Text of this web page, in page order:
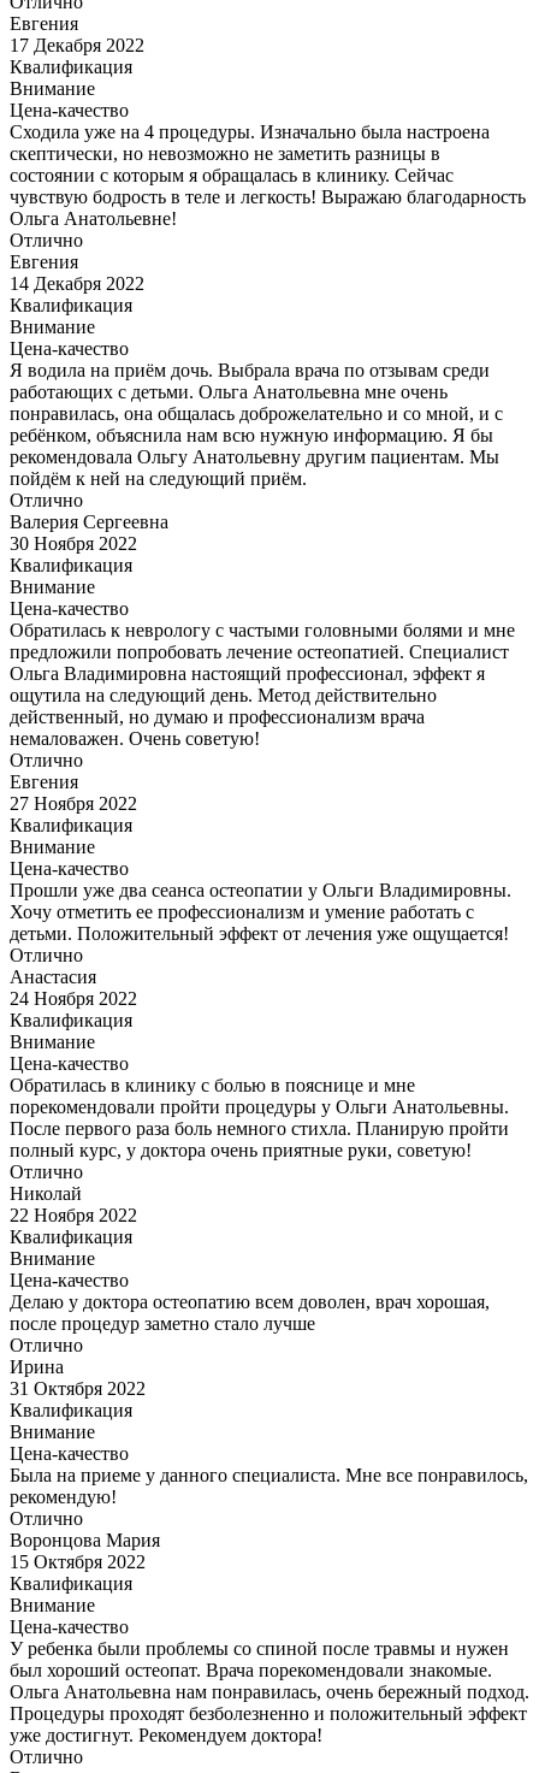
Евгения
17 Декабря 2022
Квалификация
Внимание
Цена-качество
Сходила уже на 4 процедуры. Изначально была настроена
скептически, но невозможно не заметить разницы в
состоянии с которым я обращалась в клинику. Сейчас
чувствую бодрость в теле и легкость! Выражаю благодарность
Ольга Анатольевне!
Отлично
Евгения
14 Декабря 2022
Квалификация
Внимание
Цена-качество
Я водила на приём дочь. Выбрала врача по отзывам среди
работающих с детьми. Ольга Анатольевна мне очень
понравилась, она общалась доброжелательно и со мной, и с
ребёнком, объяснила нам всю нужную информацию. Я бы
рекомендовала Ольгу Анатольевну другим пациентам. Мы
пойдём к ней на следующий приём.
Отлично
Валерия Сергеевна
30 Ноября 2022
Квалификация
Внимание
Цена-качество
Обратилась к неврологу с частыми головными болями и мне
предложили попробовать лечение остеопатией. Специалист
Ольга Владимировна настоящий профессионал, эффект я
ощутила на следующий день. Метод действительно
действенный, но думаю и профессионализм врача
немаловажен. Очень советую!
Отлично
Евгения
27 Ноября 2022
Квалификация
Внимание
Цена-качество
Прошли уже два сеанса остеопатии у Ольги Владимировны.
Хочу отметить ее профессионализм и умение работать с
детьми. Положительный эффект от лечения уже ощущается!
Отлично
Анастасия
24 Ноября 2022
Квалификация
Внимание
Цена-качество
Обратилась в клинику с болью в пояснице и мне
порекомендовали пройти процедуры у Ольги Анатольевны.
После первого раза боль немного стихла. Планирую пройти
полный курс, у доктора очень приятные руки, советую!
Отлично
Николай
22 Ноября 2022
Квалификация
Внимание
Цена-качество
Делаю у доктора остеопатию всем доволен, врач хорошая,
после процедур заметно стало лучше
Отлично
Ирина
31 Октября 2022
Квалификация
Внимание
Цена-качество
Была на приеме у данного специалиста. Мне все понравилось,
рекомендую!
Отлично
Воронцова Мария
15 Октября 2022
Квалификация
Внимание
Цена-качество
У ребенка были проблемы со спиной после травмы и нужен
был хороший остеопат. Врача порекомендовали знакомые.
Ольга Анатольевна нам понравилась, очень бережный подход.
Процедуры проходят безболезненно и положительный эффект
уже достигнут. Рекомендуем доктора!
Отлично